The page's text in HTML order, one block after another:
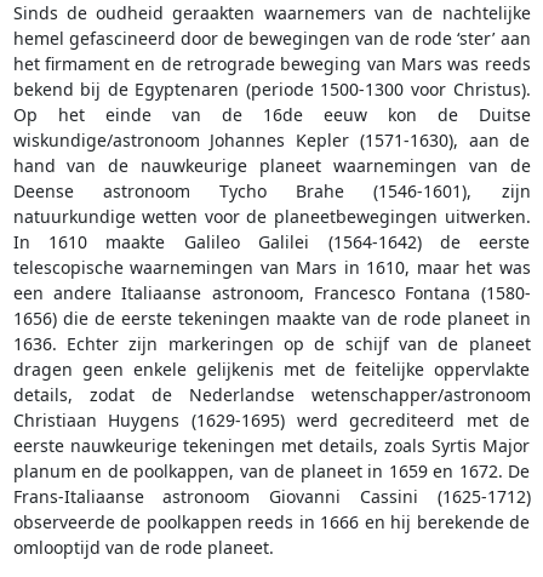
Sinds de oudheid geraakten waarnemers van de nachtelijke
hemel gefascineerd door de bewegingen van de rode ‘ster’ aan
het firmament en de retrograde beweging van Mars was reeds
bekend bij de Egyptenaren (periode 1500-1300 voor Christus).
Op het einde van de 16de eeuw kon de Duitse
wiskundige/astronoom Johannes Kepler (1571-1630), aan de
hand van de nauwkeurige planeet waarnemingen van de
Deense astronoom Tycho Brahe (1546-1601), zijn
natuurkundige wetten voor de planeetbewegingen uitwerken.
In 1610 maakte Galileo Galilei (1564-1642) de eerste
telescopische waarnemingen van Mars in 1610, maar het was
een andere Italiaanse astronoom, Francesco Fontana (1580-
1656) die de eerste tekeningen maakte van de rode planeet in
1636. Echter zijn markeringen op de schijf van de planeet
dragen geen enkele gelijkenis met de feitelijke oppervlakte
details, zodat de Nederlandse wetenschapper/astronoom
Christiaan Huygens (1629-1695) werd gecrediteerd met de
eerste nauwkeurige tekeningen met details, zoals Syrtis Major
planum en de poolkappen, van de planeet in 1659 en 1672. De
Frans-Italiaanse astronoom Giovanni Cassini (1625-1712)
observeerde de poolkappen reeds in 1666 en hij berekende de
omlooptijd van de rode planeet.